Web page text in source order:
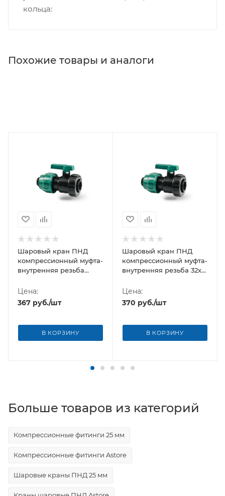
кольца
Похожие товары и аналоги
Шаровый кран ПНД
компрессионный муфта-
внутренняя резьба
Цена:
367 руб./шт
В КОРЗИНУ
Шаровый кран ПНД
компрессионный муфта-
внутренняя резьба 32х1"
Цена:
370 руб./шт
В КОРЗИНУ
Больше товаров из категорий
Компрессионные фитинги 25 мм
Компрессионные фитинги Astore
Шаровые краны ПНД 25 мм